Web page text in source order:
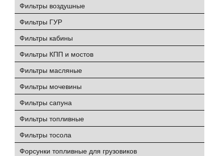
Фильтры воздушные
Фильтры ГУР
Фильтры кабины
Фильтры КПП и мостов
Фильтры масляные
Фильтры мочевины
Фильтры сапуна
Фильтры топливные
Фильтры тосола
Форсунки топливные для грузовиков